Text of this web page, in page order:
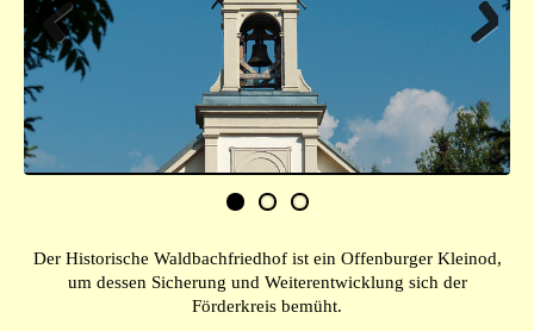
Previous
Der Historische Waldbachfriedhof ist ein Offenburger Kleinod,
um dessen Sicherung und Weiterentwicklung sich der
Förderkreis bemüht.